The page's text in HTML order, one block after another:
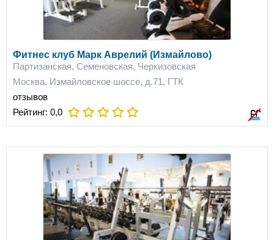
Фитнес клуб Марк Аврелий (Измайлово)
Партизанская, Семеновская, Черкизовская
Москва, Измайловское шоссе, д.71, ГТК
отзывов
Рейтинг: 0,0